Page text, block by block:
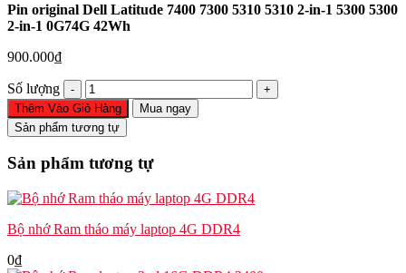
Pin original Dell Latitude 7400 7300 5310 5310 2-in-1 5300 5300
2-in-1 0G74G 42Wh
900.000₫
Số lượng
Pin
original
Dell
Latitude
7300
5310
in-
Thêm Vào Giỏ Hàng
Mua ngay
Sản phẩm tương tự
Sản phẩm tương tự
Bộ nhớ Ram tháo máy laptop 4G DDR4
0₫